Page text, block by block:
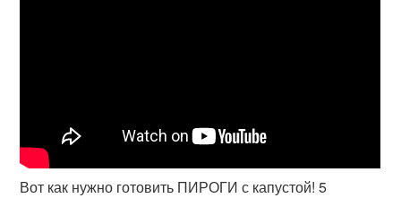
Вот как нужно готовить ПИРОГИ с капустой! 5